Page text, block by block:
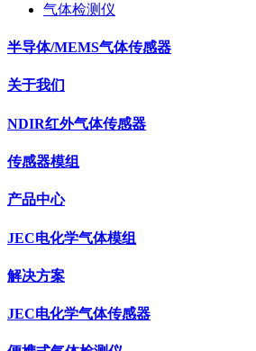
气体检测仪
半导体/MEMS气体传感器
关于我们
NDIR红外气体传感器
传感器模组
产品中心
JEC电化学气体模组
解决方案
JEC电化学气体传感器